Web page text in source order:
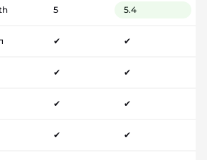
5 5.4
✔ ✔
✔ ✔
✔ ✔
✔ ✔